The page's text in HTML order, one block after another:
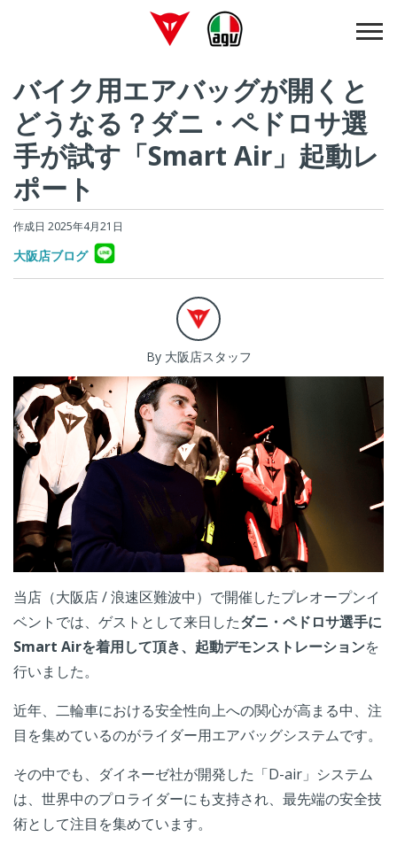
バイク用エアバッグが開くと
どうなる？ダニ・ペドロサ選
手が試す「Smart Air」起動レ
ポート
作成日 2025年4月21日
大阪店ブログ
By 大阪店スタッフ
当店（大阪店 / 浪速区難波中）で開催したプレオープンイ
ベントでは、ゲストとして来日したダニ・ペドロサ選手に
Smart Airを着用して頂き、起動デモンストレーションを
行いました。
近年、二輪車における安全性向上への関心が高まる中、注
目を集めているのがライダー用エアバッグシステムです。
その中でも、ダイネーゼ社が開発した「D-air」システム
は、世界中のプロライダーにも支持され、最先端の安全技
術として注目を集めています。